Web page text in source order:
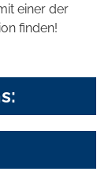
einer der
finden!